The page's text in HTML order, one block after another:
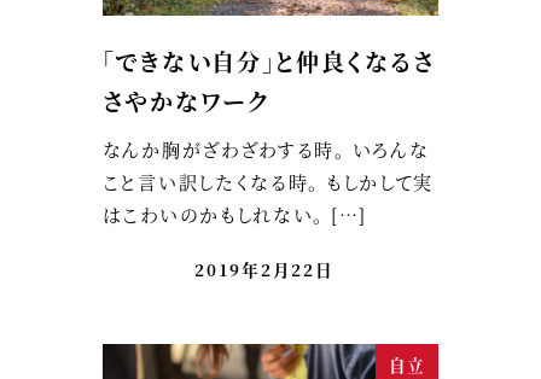
「できない自分」と仲良くなるさ
さやかなワーク
なんか胸がざわざわする時。 いろんな
こと言い訳したくなる時。 もしかして実
はこわいのかもしれない。 […]
2019年2月22日
自立